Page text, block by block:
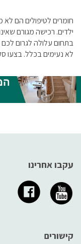
חומרים לטיפולים הם
ילדים. רכישה מגורם
בתחום עלולה לגרום
לא נעימים בכלל. בצעו
בכל אמצעי הזהירות
לכם למצוא ספק מקצועי
גבוהה
עקבו אחרינו
קישורים